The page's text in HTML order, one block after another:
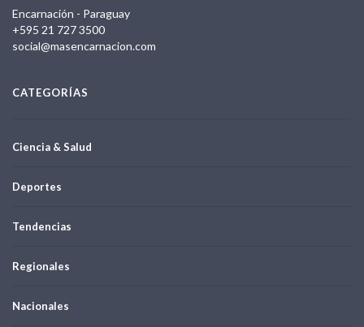
Encarnación - Paraguay
+595 21 727 3500
social@masencarnacion.com
CATEGORÍAS
Ciencia & Salud
Deportes
Tendencias
Regionales
Nacionales